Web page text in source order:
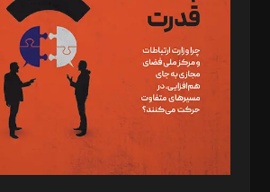
رستمی،مصطفی باستان
ویرایش: نگار استاد‌‌آقا
طراح یونیفرم: مجید توکلی
فیلمبرداری و عکاسی: امیر شفیعی، مانی لطفی زاده
گرافیک و صفحه‌آرایی: سید‌سبحان‌علی ثابت
مد‌یر توسعه تجاری: کامبیز برید‌
امور مالی: شاپور رهبری، محمد‌ کاظمی‌نیا